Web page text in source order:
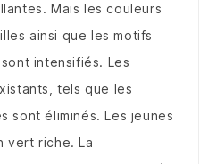
Mais les couleurs
ainsi que les motifs
intensifiés. Les
tels que les
sont éliminés. Les jeunes
vert riche. La